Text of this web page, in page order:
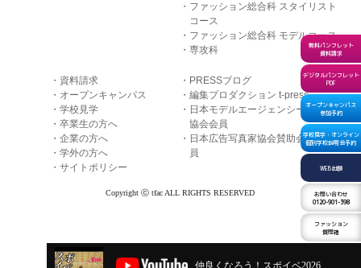
ファッション総合科 スタイリスト
コース
ファッション総合科 モデルコース
専攻科
資料請求
オープンキャンパス
学校見学
卒業生の方へ
企業の方へ
学外の方へ
サイトポリシー
PRESSブログ
編集プロダクション t-press
日本モデルエージェンシー
協会会員
日本広告写真家協会賛助会
員
Copyright ⓒ tfac ALL RIGHTS RESERVED
無料パンフレット
資料請求
デジタルパンフレット
PDF
オープンキャンパス
参加予約
学校見学・オンライン
個別学校説明会予約
WEB出願
お問い合わせ
0120-901-398
ファッション
質問箱
仲良くなろう！スポイベ2026